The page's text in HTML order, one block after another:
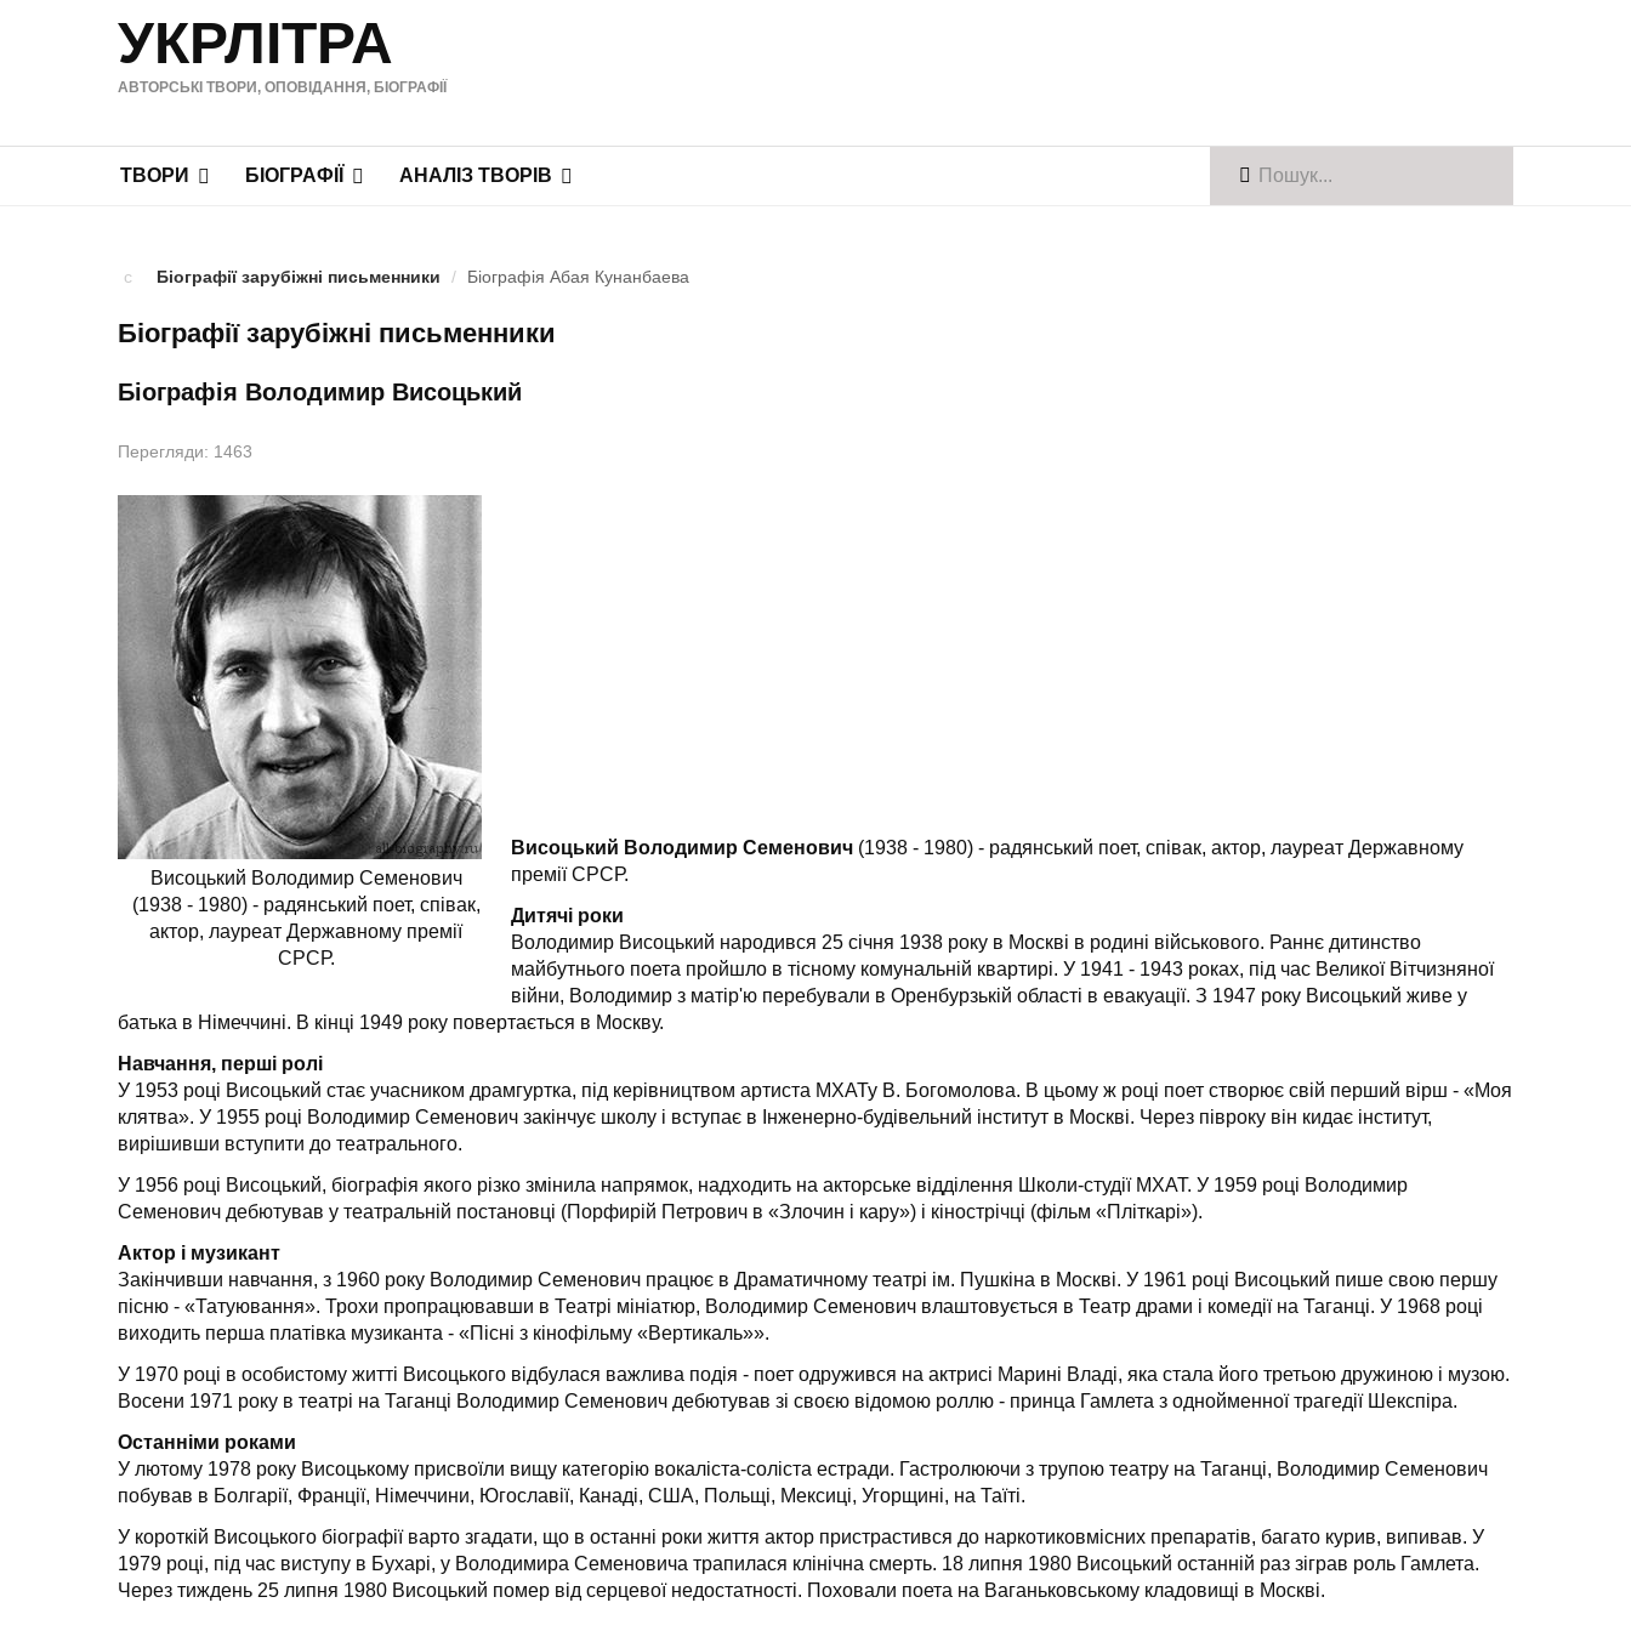
УКРЛІТРА
АВТОРСЬКІ ТВОРИ, ОПОВІДАННЯ, БІОГРАФІЇ
ТВОРИ БІОГРАФІЇ АНАЛІЗ ТВОРІВ
Біографії зарубіжні письменники / Біографія Абая Кунанбаева
Біографії зарубіжні письменники
Біографія Володимир Висоцький
Перегляди: 1463
Висоцький Володимир Семенович
(1938 - 1980) - радянський поет, співак,
актор, лауреат Державному премії
СРСР.
Висоцький Володимир Семенович (1938 - 1980) - радянський поет, співак, актор, лауреат Державному
премії СРСР.
Дитячі роки
Володимир Висоцький народився 25 січня 1938 року в Москві в родині військового. Раннє дитинство
майбутнього поета пройшло в тісному комунальній квартирі. У 1941 - 1943 роках, під час Великої Вітчизняної
війни, Володимир з матір'ю перебували в Оренбурзькій області в евакуації. З 1947 року Висоцький живе у
батька в Німеччині. В кінці 1949 року повертається в Москву.
Навчання, перші ролі
У 1953 році Висоцький стає учасником драмгуртка, під керівництвом артиста МХАТу В. Богомолова. В цьому ж році поет створює свій перший вірш - «Моя
клятва». У 1955 році Володимир Семенович закінчує школу і вступає в Інженерно-будівельний інститут в Москві. Через півроку він кидає інститут,
вирішивши вступити до театрального.
У 1956 році Висоцький, біографія якого різко змінила напрямок, надходить на акторське відділення Школи-студії МХАТ. У 1959 році Володимир
Семенович дебютував у театральній постановці (Порфирій Петрович в «Злочин і кару») і кінострічці (фільм «Пліткарі»).
Актор і музикант
Закінчивши навчання, з 1960 року Володимир Семенович працює в Драматичному театрі ім. Пушкіна в Москві. У 1961 році Висоцький пише свою першу
пісню - «Татуювання». Трохи пропрацювавши в Театрі мініатюр, Володимир Семенович влаштовується в Театр драми і комедії на Таганці. У 1968 році
виходить перша платівка музиканта - «Пісні з кінофільму «Вертикаль»».
У 1970 році в особистому житті Висоцького відбулася важлива подія - поет одружився на актрисі Марині Владі, яка стала його третьою дружиною і музою.
Восени 1971 року в театрі на Таганці Володимир Семенович дебютував зі своєю відомою роллю - принца Гамлета з однойменної трагедії Шекспіра.
Останніми роками
У лютому 1978 року Висоцькому присвоїли вищу категорію вокаліста-соліста естради. Гастролюючи з трупою театру на Таганці, Володимир Семенович
побував в Болгарії, Франції, Німеччини, Югославії, Канаді, США, Польщі, Мексиці, Угорщині, на Таїті.
У короткій Висоцького біографії варто згадати, що в останні роки життя актор пристрастився до наркотиковмісних препаратів, багато курив, випивав. У
1979 році, під час виступу в Бухарі, у Володимира Семеновича трапилася клінічна смерть. 18 липня 1980 Висоцький останній раз зіграв роль Гамлета.
Через тиждень 25 липня 1980 Висоцький помер від серцевої недостатності. Поховали поета на Ваганьковському кладовищі в Москві.